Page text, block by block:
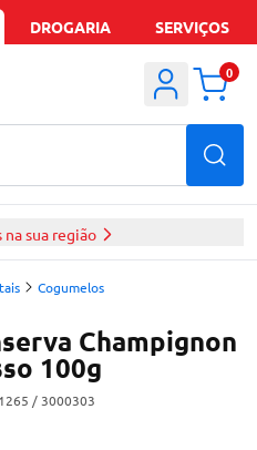
DROGARIA SERVIÇOS
0
sua região
Cogumelos
Champignon
100g
/ 3000303